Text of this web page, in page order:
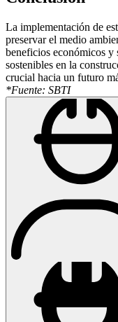
La implementación de
preservar el medio
beneficios económicos y
sostenibles en la
crucial hacia un futuro
*Fuente: SBTI